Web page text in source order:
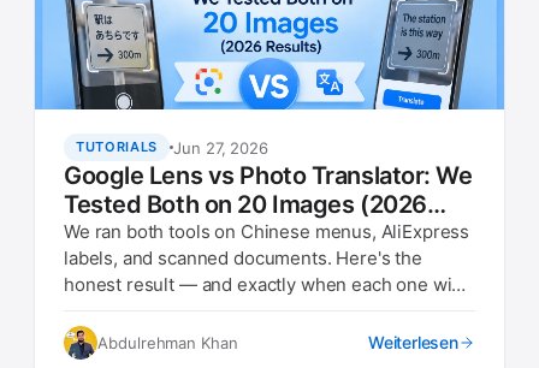
TUTORIALS Jun 27, 2026
Google Lens vs Photo Translator: We
Tested Both on 20 Images (2026
Results)
We ran both tools on Chinese menus, AliExpress
labels, and scanned documents. Here's the
honest result — and exactly when each one wins
Abdulrehman Khan Weiterlesen